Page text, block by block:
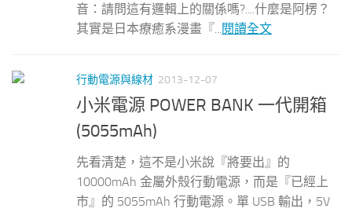
音：請問這有邏輯上的關係嗎?....什麼是阿楞？
其實是日本療癒系漫畫『... 閱讀全文
行動電源與線材 2013-12-07
小米電源 POWER BANK 一代開箱
(5055mAh)
先看清楚，這不是小米說『將要出』的
10000mAh 金屬外殼行動電源，而是『已經上
市』的 5055mAh 行動電源。單 USB 輸出，5V